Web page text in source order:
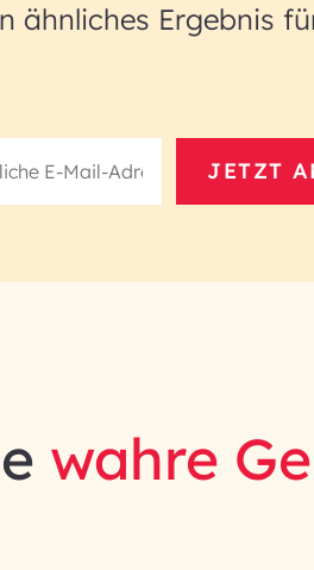
ähnliches Ergebnis
JETZT
wahre